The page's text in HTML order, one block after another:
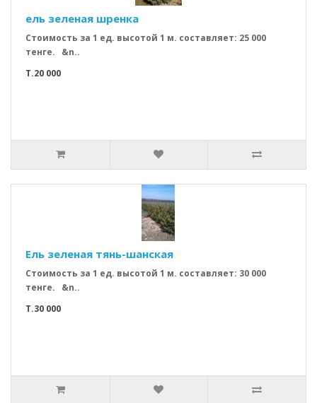
ель зеленая шренка
Стоимость за 1 ед. высотой 1 м. составляет: 25 000
тенге. &n..
T.20 000
Ель зеленая тянь-шанская
Стоимость за 1 ед. высотой 1 м. составляет: 30 000
тенге. &n..
T.30 000